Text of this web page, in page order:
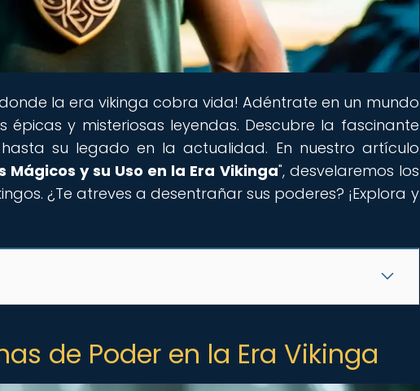
la era vikinga cobra vida! Adéntrate en un mundo
épicas y misteriosas leyendas. Descubre la fascinante
su legado en la actualidad. En nuestro artículo
Mágicos y su Uso en la Era Vikinga", desvelaremos los
¿Te atreves a desentrañar sus poderes? ¡Explora y
de Poder en la Era Vikinga